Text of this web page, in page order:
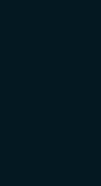
в Телеграмме